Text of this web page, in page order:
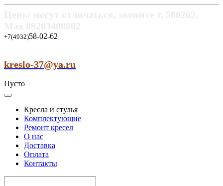
+7(4932)58-02-62
kreslo-37@ya.ru
Пусто
Кресла и стулья
Комплектующие
Ремонт кресел
О нас
Доставка
Оплата
Контакты